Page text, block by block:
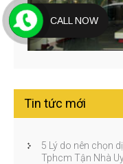
Tin tức mới
5 Lý do nên chọn
Tphcm Tận Nhà
CALL NOW